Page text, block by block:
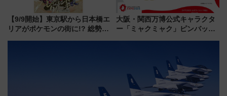
【9/9開始】東京駅から日本橋エ
リアがポケモンの街に!? 総勢
大阪・関西万博公式キャラクタ
ー「ミャクミャク」ピンバッジ